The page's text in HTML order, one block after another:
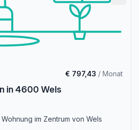
€ 797,43 / Monat
in 4600 Wels
im Zentrum von Wels